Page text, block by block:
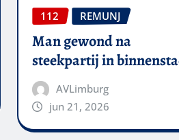
112 REMUNJ
Man gewond na
steekpartij in
AVLimburg
jun 21, 2026